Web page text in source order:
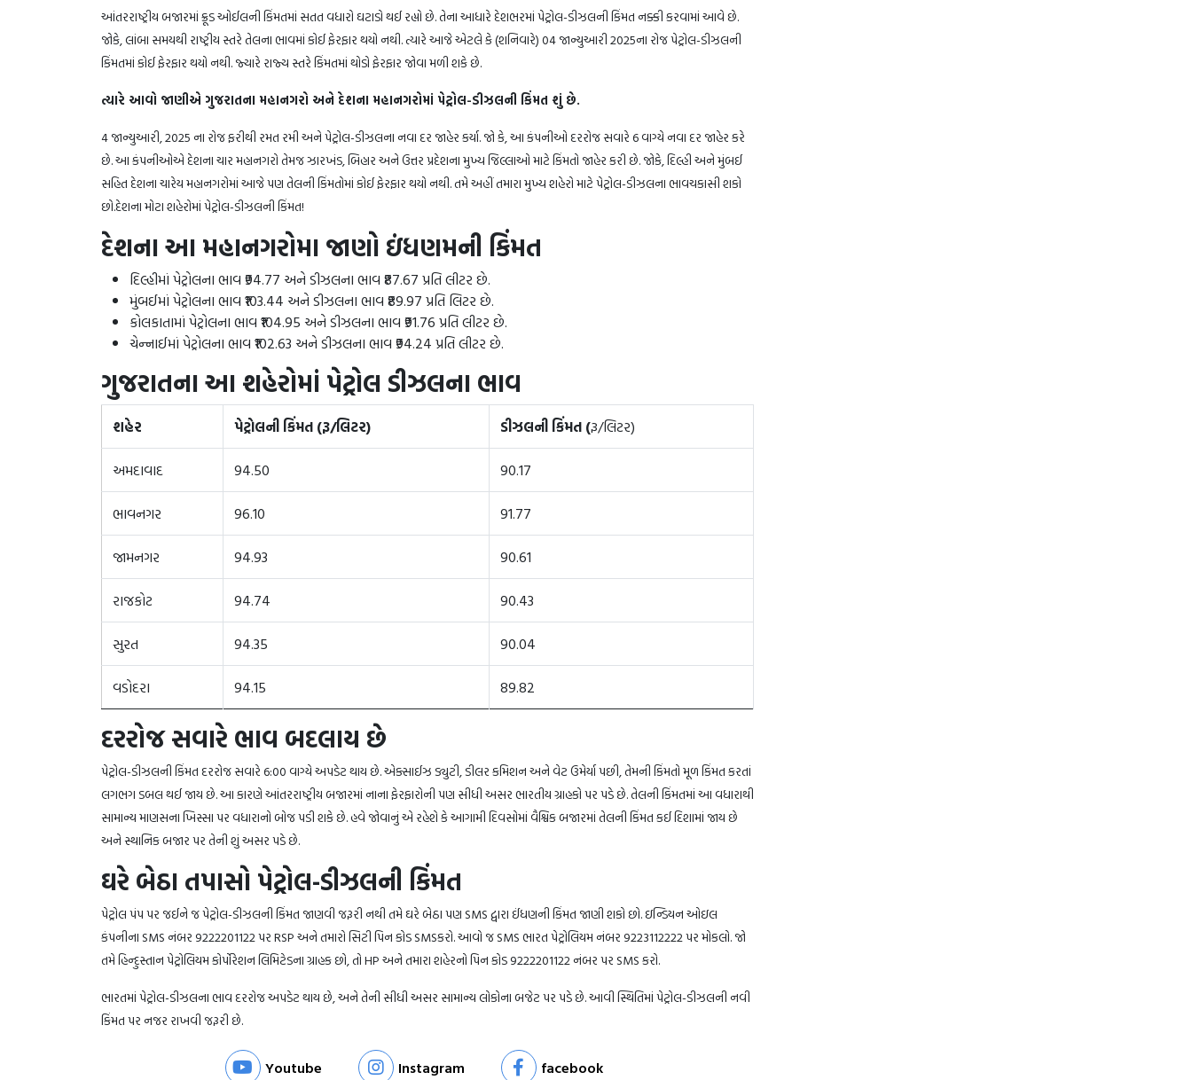
આંતરરાષ્ટ્રીય બજારમાં ક્રૂડ ઓઈલની કિંમતમાં સતત વધારો ઘટાડો થઈ રહ્યો છે. તેના આધારે દેશભરમાં પેટ્રોલ-ડીઝલની કિંમત નક્કી કરવામાં આવે છે.
જોકે, લાંબા સમયથી રાષ્ટ્રીય સ્તરે તેલના ભાવમાં કોઈ ફેરફાર થયો નથી. ત્યારે આજે એટલે કે (શનિવારે) 04 જાન્યુઆરી 2025ના રોજ પેટ્રોલ-ડીઝલની
કિંમતમાં કોઈ ફેરફાર થયો નથી. જ્યારે રાજ્ય સ્તરે કિંમતમાં થોડો ફેરફાર જોવા મળી શકે છે.
ત્યારે આવો જાણીએ ગુજરાતના મહાનગરો અને દેશના મહાનગરોમાં પેટ્રોલ-ડીઝલની કિંમત શું છે.
4 જાન્યુઆરી, 2025 ના રોજ ફરીથી રમત રમી અને પેટ્રોલ-ડીઝલના નવા દર જાહેર કર્યા. જો કે, આ કંપનીઓ દરરોજ સવારે 6 વાગ્યે નવા દર જાહેર કરે
છે. આ કંપનીઓએ દેશના ચાર મહાનગરો તેમજ ઝારખંડ, બિહાર અને ઉત્તર પ્રદેશના મુખ્ય જિલ્લાઓ માટે કિંમતો જાહેર કરી છે. જોકે, દિલ્હી અને મુંબઈ
સહિત દેશના ચારેય મહાનગરોમાં આજે પણ તેલની કિંમતોમાં કોઈ ફેરફાર થયો નથી. તમે અહીં તમારા મુખ્ય શહેરો માટે પેટ્રોલ-ડીઝલના ભાવચકાસી શકો
છો.દેશના મોટા શહેરોમાં પેટ્રોલ-ડીઝલની કિંમત!
દેશના આ મહાનગરોમા જાણો ઇંધણમની કિંમત
દિલ્હીમાં પેટ્રોલના ભાવ ₹94.77 અને ડીઝલના ભાવ ₹87.67 પ્રતિ લીટર છે.
મુંબઈમાં પેટ્રોલના ભાવ ₹103.44 અને ડીઝલના ભાવ ₹89.97 પ્રતિ લિટર છે.
કોલકાતામાં પેટ્રોલના ભાવ ₹104.95 અને ડીઝલના ભાવ ₹91.76 પ્રતિ લીટર છે.
ચેન્નાઈમાં પેટ્રોલના ભાવ ₹102.63 અને ડીઝલના ભાવ ₹94.24 પ્રતિ લીટર છે.
ગુજરાતના આ શહેરોમાં પેટ્રોલ ડીઝલના ભાવ
શહેર પેટ્રોલની કિંમત (રૂ/લિટર) ડીઝલની કિંમત (રૂ/લિટર)
અમદાવાદ 94.50 90.17
ભાવનગર 96.10 91.77
જામનગર 94.93 90.61
રાજકોટ 94.74 90.43
સુરત 94.35 90.04
વડોદરા 94.15 89.82
દરરોજ સવારે ભાવ બદલાય છે
પેટ્રોલ-ડીઝલની કિંમત દરરોજ સવારે 6:00 વાગ્યે અપડેટ થાય છે. એક્સાઈઝ ડ્યુટી, ડીલર કમિશન અને વેટ ઉમેર્યા પછી, તેમની કિંમતો મૂળ કિંમત કરતાં
લગભગ ડબલ થઈ જાય છે. આ કારણે આંતરરાષ્ટ્રીય બજારમાં નાના ફેરફારોની પણ સીધી અસર ભારતીય ગ્રાહકો પર પડે છે. તેલની કિંમતમાં આ વધારાથી
સામાન્ય માણસના ખિસ્સા પર વધારાનો બોજ પડી શકે છે. હવે જોવાનું એ રહેશે કે આગામી દિવસોમાં વૈશ્વિક બજારમાં તેલની કિંમત કઈ દિશામાં જાય છે
અને સ્થાનિક બજાર પર તેની શું અસર પડે છે.
ઘરે બેઠા તપાસો પેટ્રોલ-ડીઝલની કિંમત
પેટ્રોલ પંપ પર જઈને જ પેટ્રોલ-ડીઝલની કિંમત જાણવી જરૂરી નથી તમે ઘરે બેઠા પણ SMS દ્વારા ઈંધણની કિંમત જાણી શકો છો. ઇન્ડિયન ઓઇલ
કંપનીના SMS નંબર 9222201122 પર RSP અને તમારો સિટી પિન કોડ SMSકરો. આવો જ SMS ભારત પેટ્રોલિયમ નંબર 9223112222 પર મોકલો. જો
તમે હિન્દુસ્તાન પેટ્રોલિયમ કોર્પોરેશન લિમિટેડના ગ્રાહક છો, તો HP અને તમારા શહેરનો પિન કોડ 9222201122 નંબર પર SMS કરો.
ભારતમાં પેટ્રોલ-ડીઝલના ભાવ દરરોજ અપડેટ થાય છે, અને તેની સીધી અસર સામાન્ય લોકોના બજેટ પર પડે છે. આવી સ્થિતિમાં પેટ્રોલ-ડીઝલની નવી
કિંમત પર નજર રાખવી જરૂરી છે.
Youtube Instagram facebook